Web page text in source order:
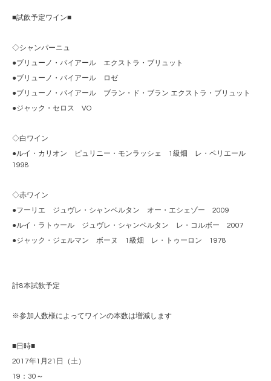
■試飲予定ワイン■
◇シャンパーニュ
●ブリューノ・パイアール エクストラ・ブリュット
●ブリューノ・パイアール ロゼ
●ブリューノ・パイアール ブラン・ド・ブラン エクストラ・ブリュット
●ジャック・セロス VO
◇白ワイン
●ルイ・カリオン ピュリニー・モンラッシェ 1級畑 レ・ペリエール
1998
◇赤ワイン
●フーリエ ジュヴレ・シャンベルタン オー・エシェゾー 2009
●ルイ・ラトゥール ジュヴレ・シャンベルタン レ・コルボー 2007
●ジャック・ジェルマン ボーヌ 1級畑 レ・トゥーロン 1978
計8本試飲予定
※参加人数様によってワインの本数は増減します
■日時■
2017年1月21日（土）
19：30～